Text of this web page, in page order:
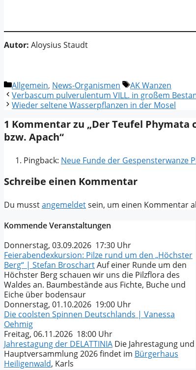
Autor: Aloysius Staudt
Kategorien
Allgemein, News-Organismen Schlagwörter
AK Wanzen
Verbascum pulverulentum VILL. in großem
Wieder seltene Wasserpflanzen in der Mosel
1 Kommentar zu „Der Teufel Phymata
bzw. Apach“
Pingback: Neue Funde der Gespensterwanze
Schreibe einen Kommentar
Du musstangemeldetsein, um einen Kommentar
Kommende Veranstaltungen
Donnerstag, 03.09.2026 17:30 Uhr
Feierabendexkursion: Pilze rund um den „Höchster
Berg“ | Stefan BroschartAuf einer Runde um den
Höchster Berg schauen wir uns die Pilzflora des
Waldes an. Baumbestände aus Fichte, Buche und
Eiche über bodensaur
Donnerstag, 01.10.2026 19:00 Uhr
Die coolsten Spinnen Deutschlands | Vanessa
Oehmig
Freitag, 06.11.2026 18:00 Uhr
Jahrestagung der DELATTINIA Die Jahrestagung und
Hauptversammlung 2026 findet im Bürgerhaus
Heiligenwald, Karls